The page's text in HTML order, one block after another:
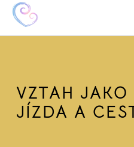
HRAVĚ K SOBĚ
VZTAH JAKO
JÍZDA A